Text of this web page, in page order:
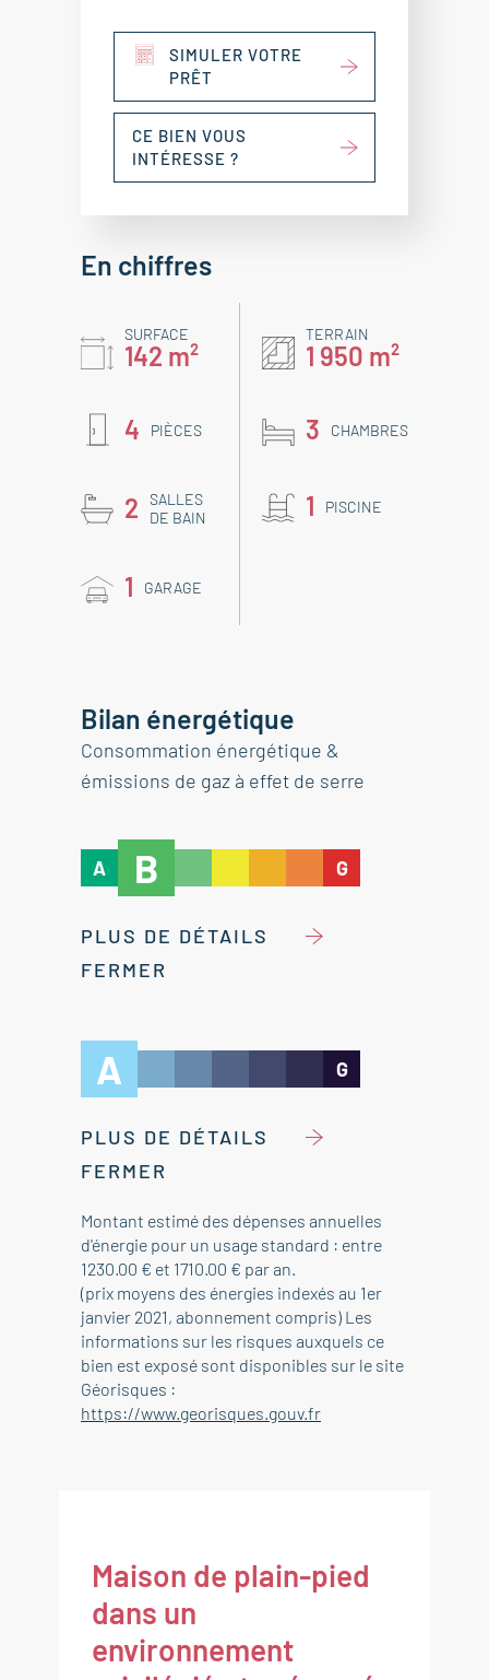
SIMULER VOTRE
PRÊT
CE BIEN VOUS
INTÉRESSE ?
En chiffres
SURFACE
142 m²
TERRAIN
1 950 m²
4 PIÈCES 3 CHAMBRES
2
SALLES
DE BAIN
1 PISCINE
1 GARAGE
Bilan énergétique
Consommation énergétique &
émissions de gaz à effet de serre
A B G
PLUS DE DÉTAILS
FERMER
A G
PLUS DE DÉTAILS
FERMER
Montant estimé des dépenses annuelles
d'énergie pour un usage standard : entre
1230.00 € et 1710.00 € par an.
(prix moyens des énergies indexés au 1er
janvier 2021, abonnement compris) Les
informations sur les risques auxquels ce
bien est exposé sont disponibles sur le site
Géorisques :
https://www.georisques.gouv.fr
Maison de plain-pied
dans un
environnement